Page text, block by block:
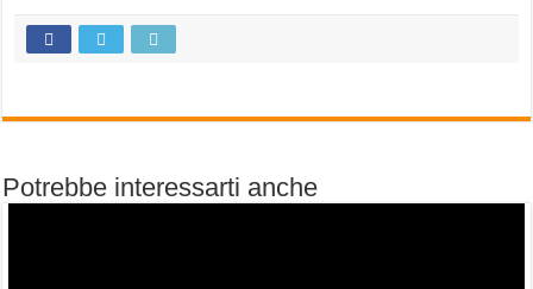
Potrebbe interessarti anche